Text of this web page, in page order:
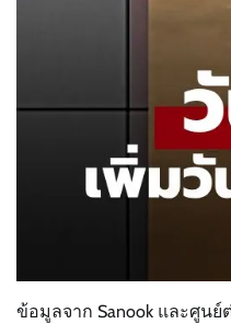
ข้อมูลจาก Sanook และศูน